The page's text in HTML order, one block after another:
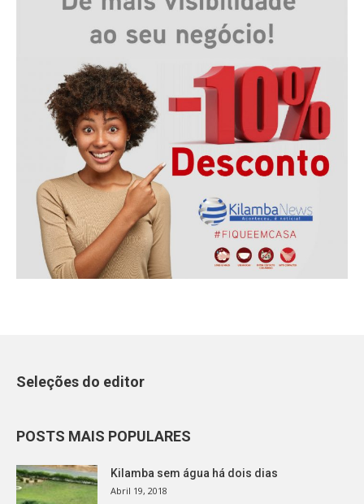
Seleções do editor
POSTS MAIS POPULARES
Kilamba sem água há dois dias
Abril 19, 2018